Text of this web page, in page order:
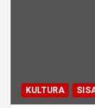
KULTURA